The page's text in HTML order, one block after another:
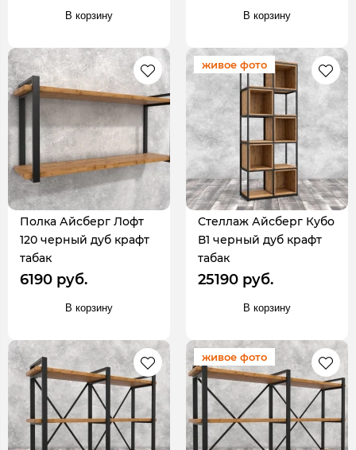
В корзину В корзину
Полка Айсберг Лофт
120 черный дуб крафт
табак
6190 руб.
В корзину
живое фото
Стеллаж Айсберг Кубо
В1 черный дуб крафт
табак
25190 руб.
В корзину
живое фото